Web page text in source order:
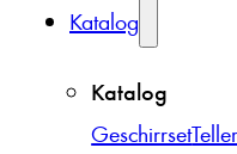
Katalog
Katalog
GeschirrsetTeller